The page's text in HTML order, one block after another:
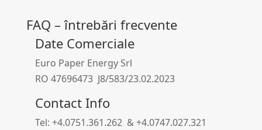
FAQ – întrebări frecvente
Date Comerciale
Euro Paper Energy Srl
RO 47696473 J8/583/23.02.2023
Contact Info
Tel: +4.0751.361.262 & +4.0747.027.321